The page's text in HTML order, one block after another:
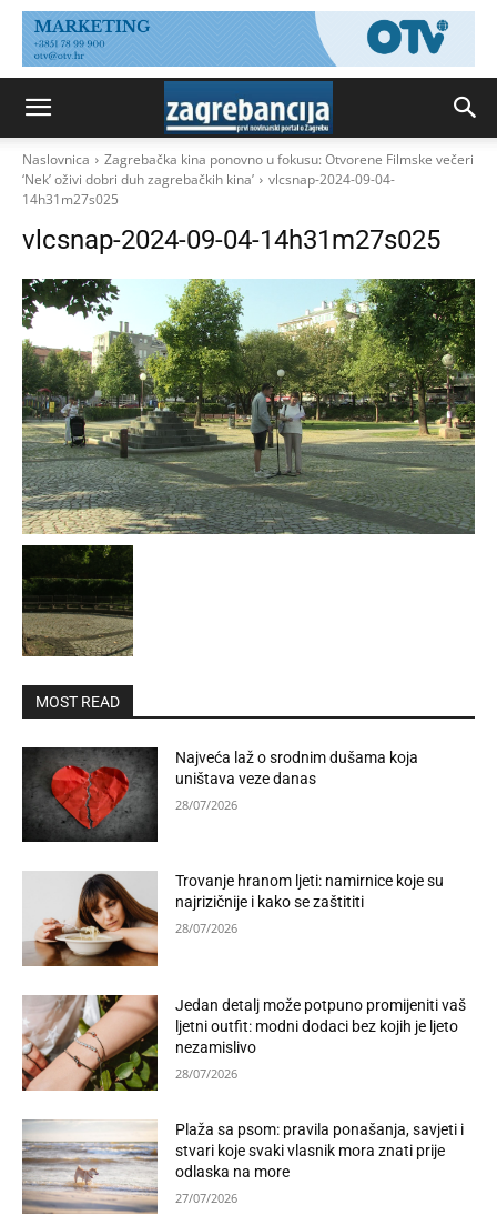
Naslovnica
Zagrebačka kina ponovno u fokusu: Otvorene Filmske večeri
‘Nek’ oživi dobri duh zagrebačkih kina’
vlcsnap-2024-09-04-
14h31m27s025
vlcsnap-2024-09-04-14h31m27s025
MOST READ
Najveća laž o srodnim dušama koja
uništava veze danas
28/07/2026
Trovanje hranom ljeti: namirnice koje su
najrizičnije i kako se zaštititi
28/07/2026
Jedan detalj može potpuno promijeniti vaš
ljetni outfit: modni dodaci bez kojih je ljeto
nezamislivo
28/07/2026
Plaža sa psom: pravila ponašanja, savjeti i
stvari koje svaki vlasnik mora znati prije
odlaska na more
27/07/2026